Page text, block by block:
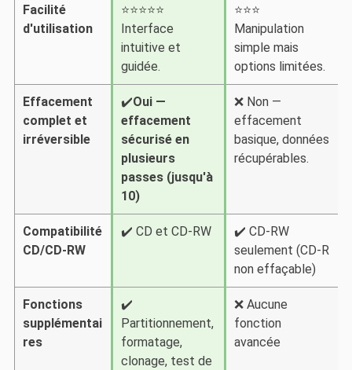
Facilité
d'utilisation
⭐⭐⭐⭐⭐
Interface
intuitive et
guidée.
⭐⭐⭐
Manipulation
simple mais
options limitées.
Effacement
complet et
irréversible
✔️Oui —
effacement
sécurisé en
plusieurs
passes (jusqu'à
10)
❌ Non —
effacement
basique, données
récupérables.
Compatibilité
CD/CD-RW
✔️ CD et CD-RW
✔️ CD-RW
seulement (CD-R
non effaçable)
Fonctions
supplémentai
res
✔️
Partitionnement,
formatage,
clonage, test de
❌ Aucune
fonction
avancée